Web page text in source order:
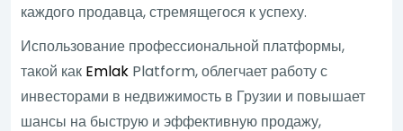
каждого продавца, стремящегося к успеху.
Использование профессиональной платформы,
такой как Emlak Platform, облегчает работу с
инвесторами в недвижимость в Грузии и повышает
шансы на быструю и эффективную продажу,